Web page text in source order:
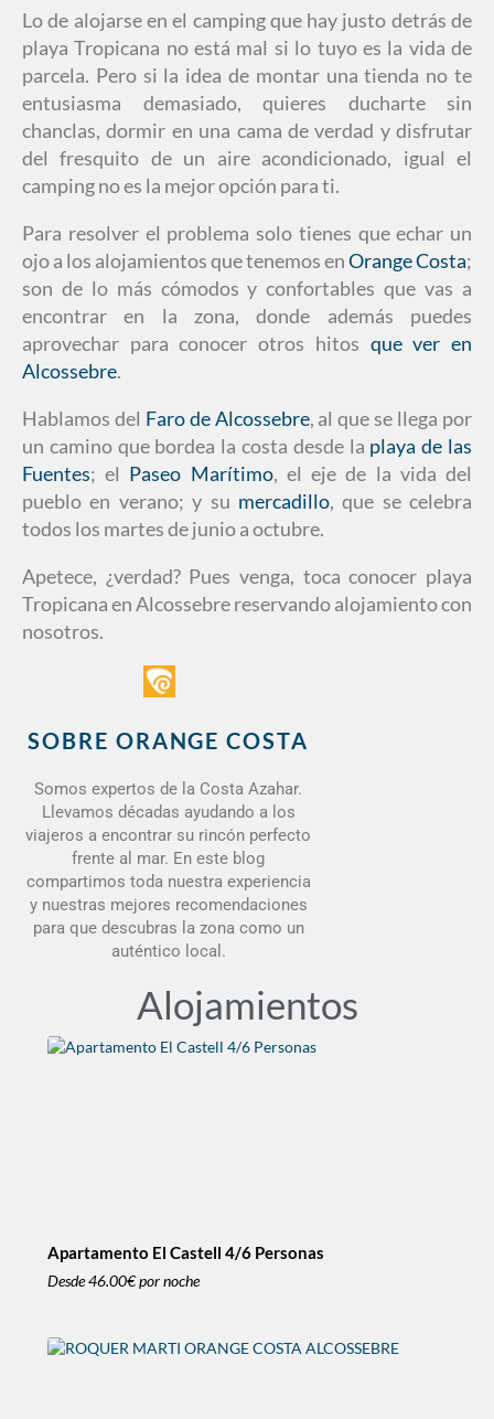
Lo de alojarse en el camping que hay justo detrás de
playa Tropicana no está mal si lo tuyo es la vida de
parcela. Pero si la idea de montar una tienda no te
entusiasma demasiado, quieres ducharte sin
chanclas, dormir en una cama de verdad y disfrutar
del fresquito de un aire acondicionado, igual el
camping no es la mejor opción para ti.
Para resolver el problema solo tienes que echar un
ojo a los alojamientos que tenemos enOrange Costa;
son de lo más cómodos y confortables que vas a
encontrar en la zona, donde además puedes
aprovechar para conocer otros hitos que ver en
Alcossebre.
Hablamos del Faro de Alcossebre, al que se llega por
un camino que bordea la costa desde la playa de las
Fuentes; el Paseo Marítimo, el eje de la vida del
pueblo en verano; y su mercadillo, que se celebra
todos los martes de junio a octubre.
Apetece, ¿verdad? Pues venga, toca conocer playa
Tropicana en Alcossebre reservando alojamiento con
nosotros.
SOBRE ORANGE COSTA
Somos expertos de la Costa Azahar.
Llevamos décadas ayudando a los
viajeros a encontrar su rincón perfecto
frente al mar. En este blog
compartimos toda nuestra experiencia
y nuestras mejores recomendaciones
para que descubras la zona como un
auténtico local.
Alojamientos
Apartamento El Castell 4/6 Personas
Desde46.00€por noche